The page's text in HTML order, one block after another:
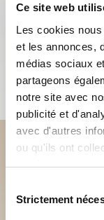
Ce site web
Les cookies
et les annonces,
médias sociaux
partageons
notre site avec
publicité et
avec d'autres
ou qu'ils ont
services.
duStrictement